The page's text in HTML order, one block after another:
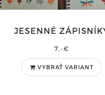
JESENNÉ
7,-€
VYBRAŤ VARIANT